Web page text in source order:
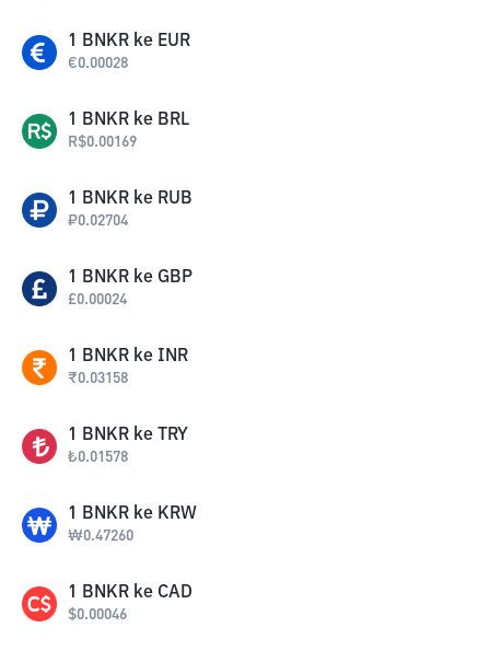
1 BNKR ke EUR
€0.00028
1 BNKR ke BRL
R$0.00169
1 BNKR ke RUB
₽0.02704
1 BNKR ke GBP
£0.00024
1 BNKR ke INR
₹0.03158
1 BNKR ke TRY
₺0.01578
1 BNKR ke KRW
₩0.47260
1 BNKR ke CAD
$0.00046